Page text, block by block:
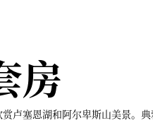
房
卢塞恩湖和阿尔卑斯山美景。